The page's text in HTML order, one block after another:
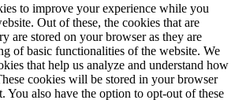
to improve your experience while you
Out of these, the cookies that are
are stored on your browser as they are
of basic functionalities of the website. We
that help us analyze and understand how
cookies will be stored in your browser
You also have the option to opt-out of these